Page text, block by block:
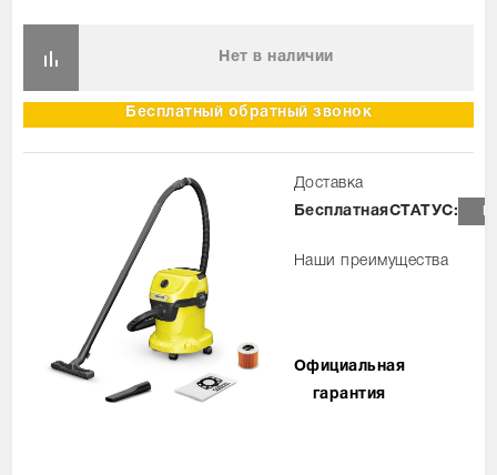
Нет в наличии
Бесплатный обратный звонок
Доставка
БесплатнаяСТАТУС:
Наши преимущества
Официальная
гарантия